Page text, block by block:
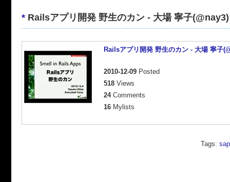
* Railsアプリ開発 野生のカン - 大場 寧子(@nay3)
Railsアプリ開発 野生のカン - 大場 寧子
2010-12-09 Posted
518 Views
24Comments
16 Mylists
Tags: